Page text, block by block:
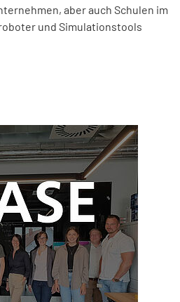
aber auch Schulen im
und Simulationstools